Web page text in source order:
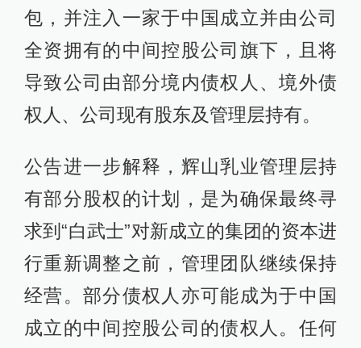
包，并注入一家于中国成立并由公司
全资拥有的中间控股公司旗下，且将
导致公司由部分境内债权人、境外债
权人、公司现有股东及管理层持有。
公告进一步解释，辉山乳业管理层持
有部分股权的计划，是为确保最终寻
求到“白武士”对新成立的集团的资本进
行重新调整之前，管理团队继续保持
经营。部分债权人亦可能成为于中国
成立的中间控股公司的债权人。任何